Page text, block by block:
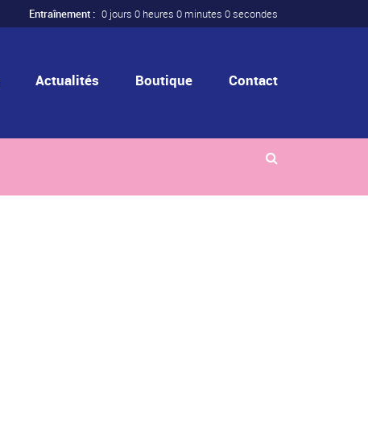
Entraînement : 0 jours 0 heures 0 minutes 0 secondes
Actualités Boutique Contact